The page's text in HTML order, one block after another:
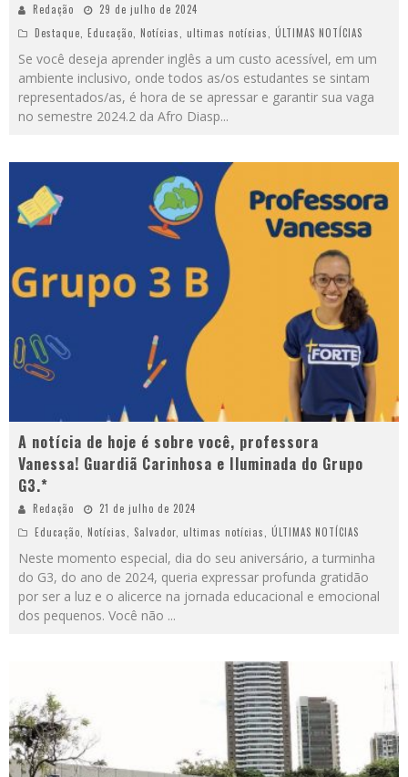
Redação
29 de julho de 2024
Destaque Educação Notícias ultimas notícias ÚLTIMAS NOTÍCIAS
Se você deseja aprender inglês a um custo acessível, em um
ambiente inclusivo, onde todos as/os estudantes se sintam
representados/as, é hora de se apressar e garantir sua vaga
no semestre 2024.2 da Afro Diasp...
A notícia de hoje é sobre você, professora
Vanessa! Guardiã Carinhosa e Iluminada do Grupo
G3.*
Redação
21 de julho de 2024
Educação, Notícias, Salvador, ultimas notícias, ÚLTIMAS NOTÍCIAS
Neste momento especial, dia do seu aniversário, a turminha
do G3, do ano de 2024, queria expressar profunda gratidão
por ser a luz e o alicerce na jornada educacional e emocional
dos pequenos. Você não ...